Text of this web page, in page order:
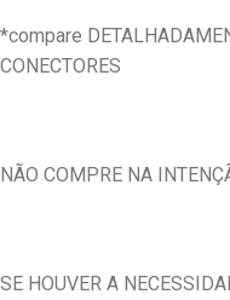
*compare
CONECTORES
NÃO COMPRE NA
SE HOUVER A